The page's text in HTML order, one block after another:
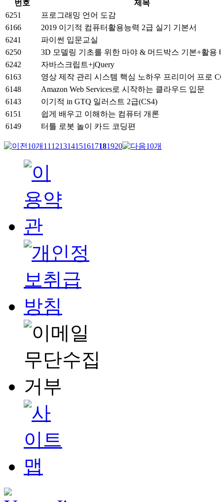
번호
제목
6251
프로그래밍 언어 도감
6166
2019 이기적 컴퓨터활용능력 2급 실기 기본서
6241
파이썬 입문교실
6250
3D 모델링 기초를 위한 마야 & 머드박스 기본+활용
6242
자바스크립트+jQuery
6163
영상 제작 관리 시스템 핵심 노하우 프리미어 프로
6148
Amazon Web Services로 시작하는 클라우드 입문
6143
이기적 in GTQ 일러스트 2급(CS4)
6151
쉽게 배우고 이해하는 컴퓨터 개론
6149
터틀 로봇 놀이 카드 코딩편
11 121314151617181920